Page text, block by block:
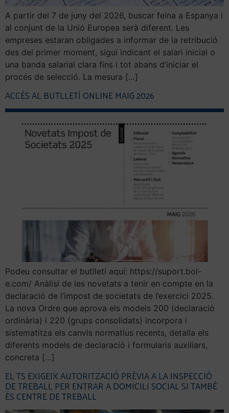
A partir del 7 de juny del 2026, buscar feina a Espanya i
al conjunt de la Unió Europea serà diferent. Les
empreses estaran obligades a informar de la retribució
des del primer moment, sigui indicant el salari inicial o
una banda salarial clara fins i tot abans d’iniciar el
procés de selecció. La mesura […]
ACCÉS AL BUTLLETÍ ONLINE MAIG 2026
Podeu consultar el butlletí aquí: https://suport.bol-
e.com/ Anàlisi de les novetats a tenir en compte en la
declaració de l’impost de societats de l’exercici 2025.
La nova Ordre que aprova els models 200 (declaració
ordinària) i 220 (grups consolidats) incorpora i
sistematitza els canvis normatius recents, detalla els
diferents models de declaració i formularis auxiliars,
concreta […]
EL TS EXIGEIX ​​AUTORITZACIÓ PRÈVIA A LA INSPECCIÓ
DE TREBALL PER ENTRAR A DOMICILI SOCIAL SI TAMBÉ
ÉS CENTRE DE TREBALL